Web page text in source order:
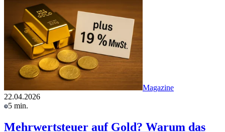
Magazine
22.04.2026
5 min.
Mehrwertsteuer auf Gold? Warum das